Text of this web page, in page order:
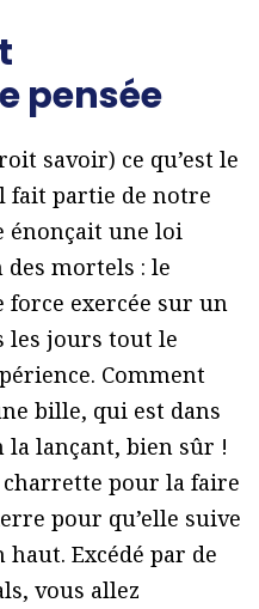
pensée
savoir) ce qu’est le
fait partie de notre
énonçait une loi
mortels : le
exercée sur un
les jours tout le
Comment
bille, qui est dans
la lançant, bien sûr !
pour la faire
pour qu’elle suive
Excédé par de
vous allez